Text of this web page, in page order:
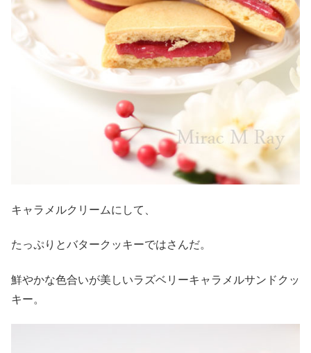
キャラメルクリームにして、
たっぷりとバタークッキーではさんだ。
鮮やかな色合いが美しいラズベリーキャラメルサンドクッ
キー。